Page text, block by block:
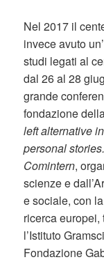
Nel 2017 il
invece avuto
studi legati al
dal 26 al 28
grande
fondazione
left alternative
personal
Comintern,
scienze e
e sociale, con
ricerca
l’Istituto
Fondazione